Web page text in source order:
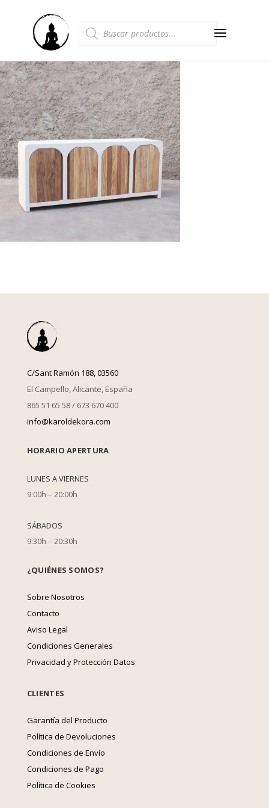
de
productos
C/Sant Ramón 188, 03560
El Campello, Alicante, España
865 51 65 58 / 673 670 400
info@karoldekora.com
HORARIO APERTURA
LUNES A VIERNES
9:00h – 20:00h
SÁBADOS
9:30h – 20:30h
¿QUIÉNES SOMOS?
Sobre Nosotros
Contacto
Aviso Legal
Condiciones Generales
Privacidad y Protección Datos
CLIENTES
Garantía del Producto
Política de Devoluciones
Condiciones de Envío
Condiciones de Pago
Política de Cookies